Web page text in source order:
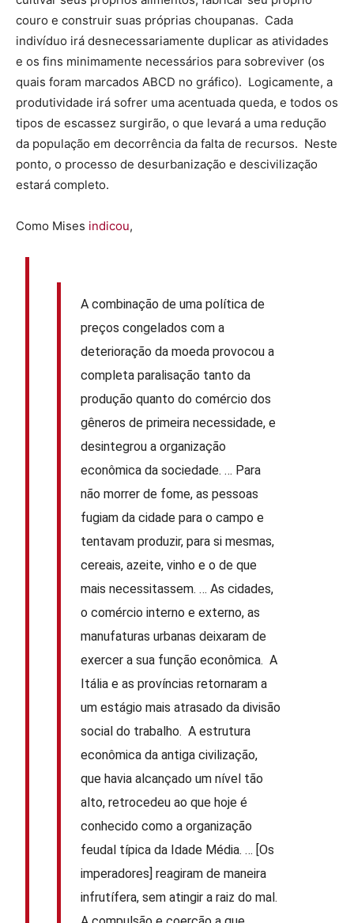
couro e construir suas próprias choupanas. Cada
indivíduo irá desnecessariamente duplicar as atividades
e os fins minimamente necessários para sobreviver (os
quais foram marcados ABCD no gráfico). Logicamente, a
produtividade irá sofrer uma acentuada queda, e todos os
tipos de escassez surgirão, o que levará a uma redução
da população em decorrência da falta de recursos. Neste
ponto, o processo de desurbanização e descivilização
estará completo.
Como Mises indicou,
A combinação de uma política de
preços congelados com a
deterioração da moeda provocou a
completa paralisação tanto da
produção quanto do comércio dos
gêneros de primeira necessidade, e
desintegrou a organização
econômica da sociedade. … Para
não morrer de fome, as pessoas
fugiam da cidade para o campo e
tentavam produzir, para si mesmas,
cereais, azeite, vinho e o de que
mais necessitassem. … As cidades,
o comércio interno e externo, as
manufaturas urbanas deixaram de
exercer a sua função econômica. A
Itália e as províncias retornaram a
um estágio mais atrasado da divisão
social do trabalho. A estrutura
econômica da antiga civilização,
que havia alcançado um nível tão
alto, retrocedeu ao que hoje é
conhecido como a organização
feudal típica da Idade Média. … [Os
imperadores] reagiram de maneira
infrutífera, sem atingir a raiz do mal.